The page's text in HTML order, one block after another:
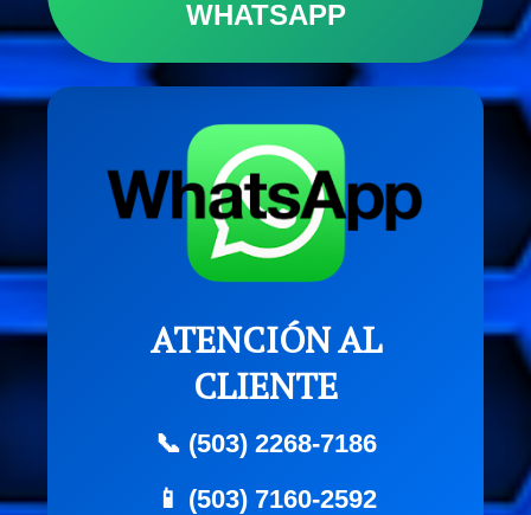
WHATSAPP
ATENCIÓN AL
CLIENTE
📞 (503) 2268-7186
📱 (503) 7160-2592